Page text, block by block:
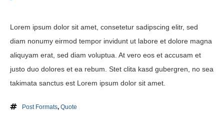
Lorem ipsum dolor sit amet, consetetur sadipscing elitr, sed
diam nonumy eirmod tempor invidunt ut labore et dolore magna
aliquyam erat, sed diam voluptua. At vero eos et accusam et
justo duo dolores et ea rebum. Stet clita kasd gubergren, no sea
takimata sanctus est Lorem ipsum dolor sit amet.
Post Formats, Quote